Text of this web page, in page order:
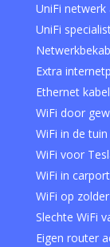
UniFi netwerk
UniFi
Extra
Ethernet
WiFi door
WiFi in de
WiFi voor
WiFi in
WiFi op
Slechte WiFi
Eigen router